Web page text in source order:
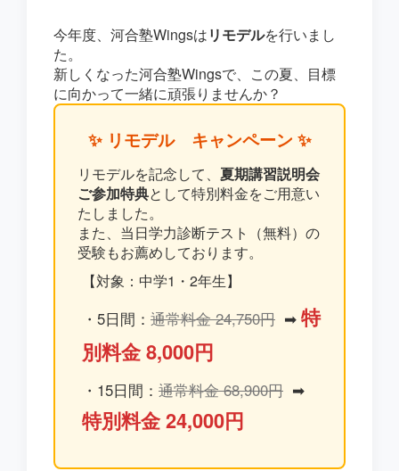
今年度、河合塾Wingsはリモデルを行いまし
た。
新しくなった河合塾Wingsで、この夏、目標
に向かって一緒に頑張りませんか？
✨ リモデル キャンペーン ✨
リモデルを記念して、 夏期講習説明会
ご参加特典として特別料金をご用意い
たしました。
また、当日学力診断テスト（無料） の
受験もお薦めしております。
【対象：中学1・2年生】
・5日間： 通常料金 24,750円 ➡ 特
別料金 8,000円
・15日間： 通常料金 68,900円 ➡
特別料金 24,000円